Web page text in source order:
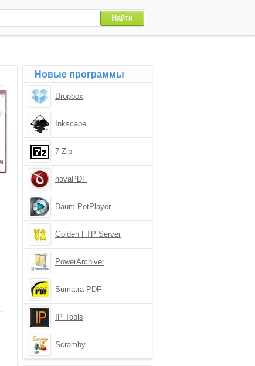
Новые программы
Dropbox
Inkscape
7-Zip
novaPDF
Daum PotPlayer
Golden FTP Server
PowerArchiver
Sumatra PDF
IP Tools
Scramby